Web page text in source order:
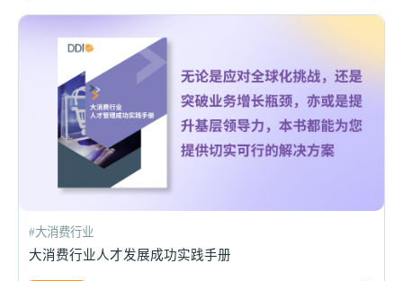
#大消费行业
大消费行业人才发展成功实践手册